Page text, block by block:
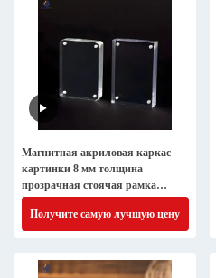
Магнитная акриловая каркас
картинки 8 мм толщина
прозрачная стоячая рамка
настраиваемая
Получите самую лучшую цену